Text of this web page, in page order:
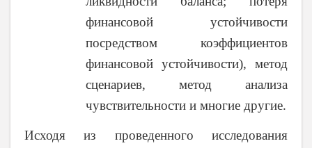
финансовой устойчивости
посредством коэффициентов
финансовой устойчивости), метод
сценариев, метод анализа
чувствительности и многие другие.
Исходя из проведенного исследования